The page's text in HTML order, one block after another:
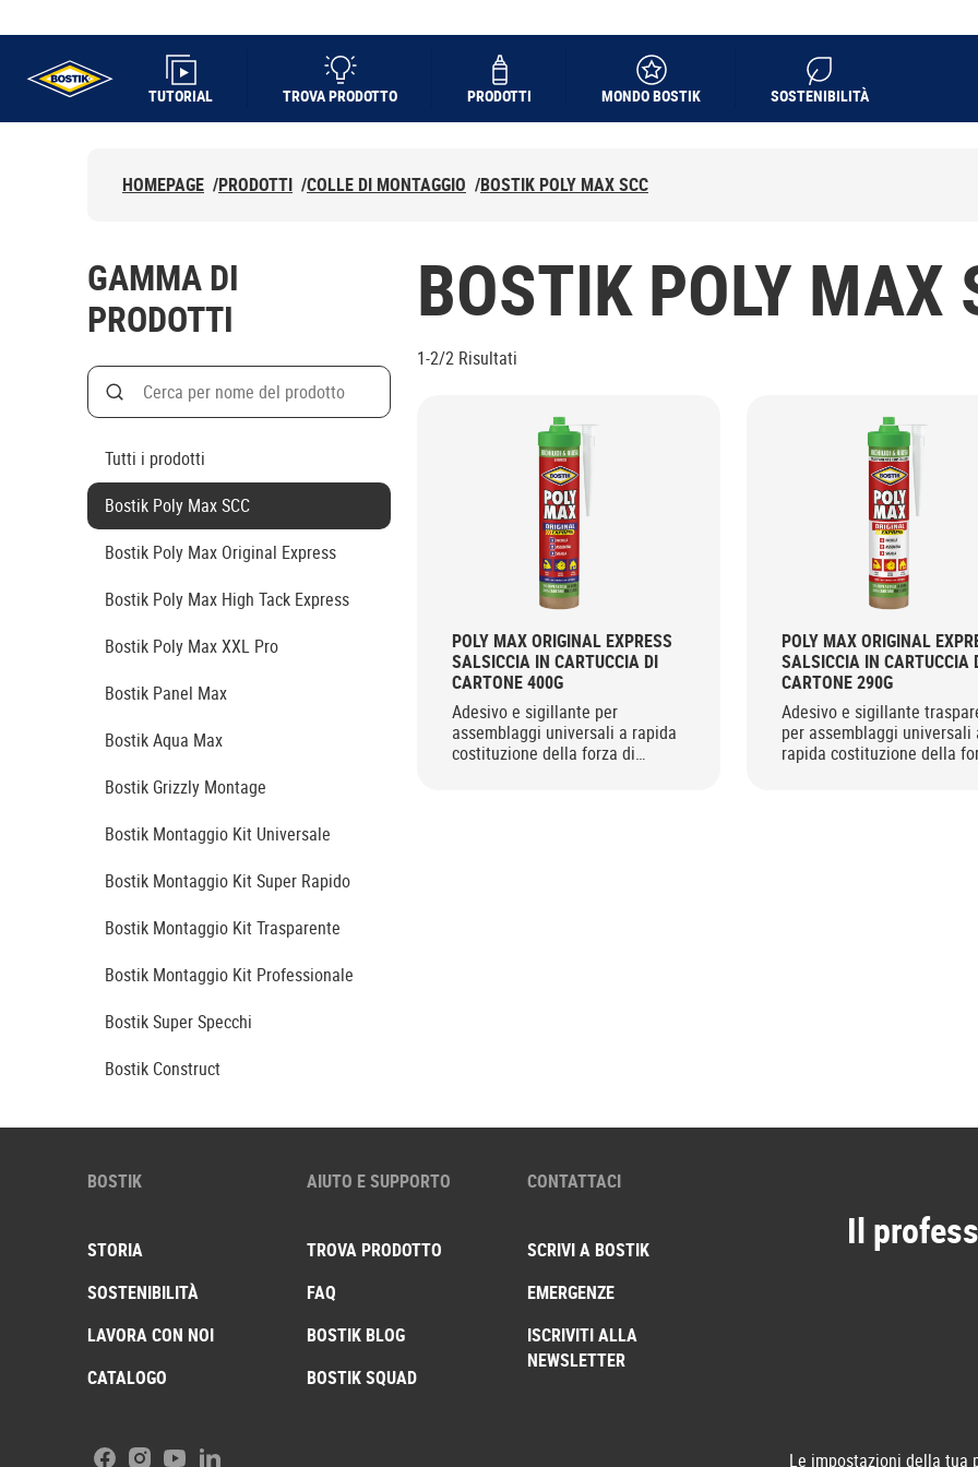
TUTORIAL TROVA PRODOTTO PRODOTTI MONDO BOSTIK SOSTENIBILITÀ
HOMEPAGE /PRODOTTI /COLLE DI MONTAGGIO /BOSTIK POLY MAX SCC
GAMMA DI
PRODOTTI
Search
Cerca
Tutti i prodotti
Bostik Poly Max SCC
Bostik Poly Max Original Express
Bostik Poly Max High Tack Express
Bostik Poly Max XXL Pro
Bostik Panel Max
Bostik Aqua Max
Bostik Grizzly Montage
Bostik Montaggio Kit Universale
Bostik Montaggio Kit Super Rapido
Bostik Montaggio Kit Trasparente
Bostik Montaggio Kit Professionale
Bostik Super Specchi
Bostik Construct
BOSTIK POLY MAX
1-2/2 Risultati
POLY MAX ORIGINAL EXPRESS
SALSICCIA IN CARTUCCIA DI
CARTONE 400G
Adesivo e sigillante per
assemblaggi universali a rapida
costituzione della forza di
POLY MAX ORIGINAL
SALSICCIA IN CARTUCCIA
CARTONE 290G
Adesivo e sigillante
per assemblaggi universali
rapida costituzione della
BOSTIK
STORIA
SOSTENIBILITÀ
LAVORA CON NOI
CATALOGO
AIUTO E SUPPORTO
TROVA PRODOTTO
FAQ
BOSTIK BLOG
BOSTIK SQUAD
CONTATTACI
SCRIVI A BOSTIK
EMERGENZE
ISCRIVITI ALLA
NEWSLETTER
Il
Le impostazioni della tua